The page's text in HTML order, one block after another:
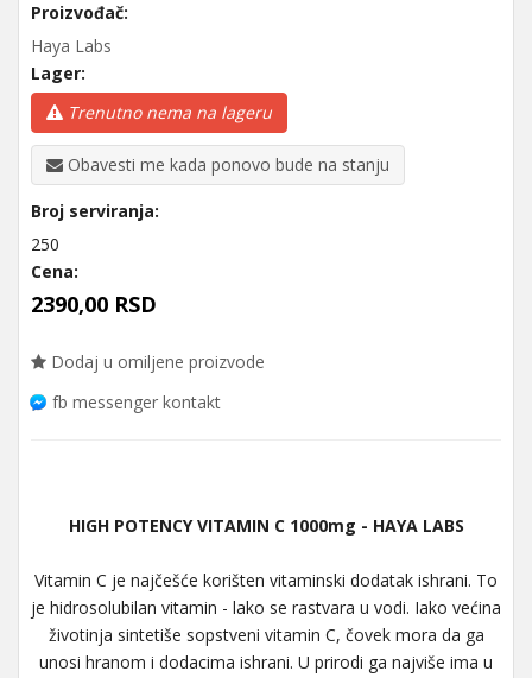
Proizvođač:
Haya Labs
Lager:
Trenutno nema na lageru
Obavesti me kada ponovo bude na stanju
Broj serviranja:
250
Cena:
2390,00 RSD
Dodaj u omiljene proizvode
fb messenger kontakt
HIGH POTENCY VITAMIN C 1000mg - HAYA LABS
Vitamin C je najčešće korišten vitaminski dodatak ishrani. To
je hidrosolubilan vitamin - lako se rastvara u vodi. Iako većina
životinja sintetiše sopstveni vitamin C, čovek mora da ga
unosi hranom i dodacima ishrani. U prirodi ga najviše ima u